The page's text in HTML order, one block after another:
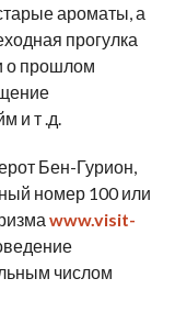
ароматы, а
прогулка
о прошлом
и т .д.
Бен-Гурион,
номер 100 или
www.visit-
числом